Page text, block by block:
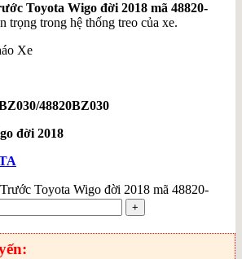
Toyota Wigo đời 2018 mã 48820-
trọng trong hệ thống treo của xe.
Xe
48820BZ030
đời 2018
Toyota Wigo đời 2018 mã 48820-